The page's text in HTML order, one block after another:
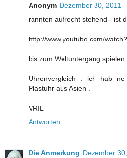
Anonym Dezember 30, 2011
rannten aufrecht stehend - ist
http://www.youtube.com/
bis zum Weltuntergang spielen
Uhrenvergleich : ich hab
Plastuhr aus Asien .
VRIL
Antworten
Die Anmerkung Dezember